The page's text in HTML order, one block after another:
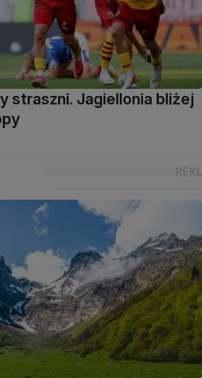
straszni. Jagiellonia bliżej